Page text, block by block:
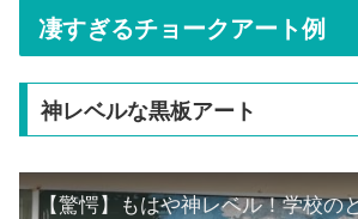
凄すぎるチョークアート例
神レベルな黒板アート